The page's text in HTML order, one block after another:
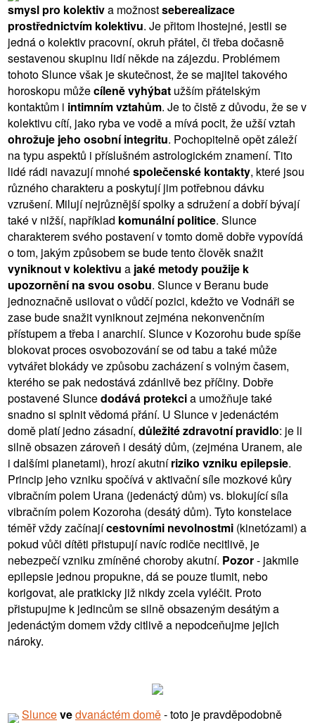
smysl pro kolektiva možnostseberealizace
prostřednictvím kolektivu. Je přitom lhostejné, jestli se
jedná o kolektiv pracovní, okruh přátel, či třeba dočasně
sestavenou skupinu lidí někde na zájezdu. Problémem
tohoto Slunce však je skutečnost, že se majitel takového
horoskopu můžecíleně vyhýbat užším přátelským
kontaktům i intimním vztahům. Je to čistě z důvodu, že se v
kolektivu cítí, jako ryba ve vodě a mívá pocit, že užší vztah
ohrožuje jeho osobní integritu. Pochopitelně opět záleží
na typu aspektů i příslušném astrologickém znamení. Tito
lidé rádi navazují mnohéspolečenské kontakty, které jsou
různého charakteru a poskytují jim potřebnou dávku
vzrušení. Milují nejrůznější spolky a sdružení a dobří bývají
také v nižší, například komunální politice. Slunce
charakterem svého postavení v tomto domě dobře vypovídá
o tom, jakým způsobem se bude tento člověk snažit
vyniknout v kolektivu a jaké metody použije k
upozornění na svou osobu. Slunce v Beranu bude
jednoznačně usilovat o vůdčí pozici, kdežto ve Vodnáři se
zase bude snažit vyniknout zejména nekonvenčním
přístupem a třeba i anarchií. Slunce v Kozorohu bude spíše
blokovat proces osvobozování se od tabu a také může
vytvářet blokády ve způsobu zacházení s volným časem,
kterého se pak nedostává zdánlivě bez příčiny. Dobře
postavené Sluncedodává protekcia umožňuje také
snadno si splnit vědomá přání. U Slunce v jedenáctém
domě platí jedno zásadní, důležité zdravotní pravidlo: je li
silně obsazen zároveň i desátý dům, (zejména Uranem, ale
i dalšími planetami), hrozí akutníriziko vzniku epilepsie.
Princip jeho vzniku spočívá v aktivační síle mozkové kůry
vibračním polem Urana (jedenáctý dům) vs. blokující síla
vibračním polem Kozoroha (desátý dům). Tyto konstelace
téměř vždy začínajícestovními nevolnostmi (kinetózami) a
pokud vůči dítěti přistupují navíc rodiče necitlivě, je
nebezpečí vzniku zmíněné choroby akutní. Pozor- jakmile
epilepsie jednou propukne, dá se pouze tlumit, nebo
korigovat, ale pratkicky již nikdy zcela vyléčit. Proto
přistupujme k jedincům se silně obsazeným desátým a
jedenáctým domem vždy citlivě a nepodceňujme jejich
nároky.
Sluncevedvanáctém domě- toto je pravděpodobně